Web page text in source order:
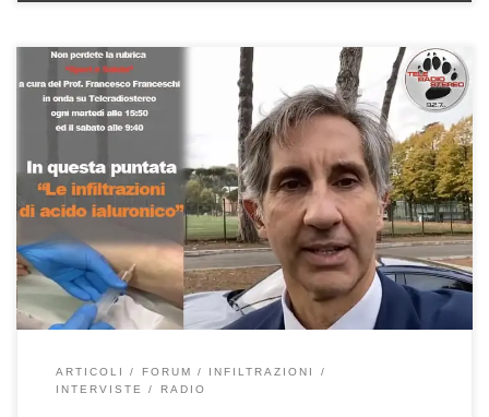
Le infiltrazioni di acido ialuronico Prof. Francesco Franceschi
chirurgo ortopedico spalla, ginocchio e anca a Roma – Sport e
Salute 25/1/2022. Continuiamo, nella mia rubrica “Sport e Salute”
in onda su Teleradiostereo , a parlare delle infiltrazioni in
ortopedia. La scorsa volta abbiamo parlato delle infiltrazioni di
cortisone mentre in […]
ARTICOLI FORUM
INFILTRAZIONI
INTERVISTE
RADIO